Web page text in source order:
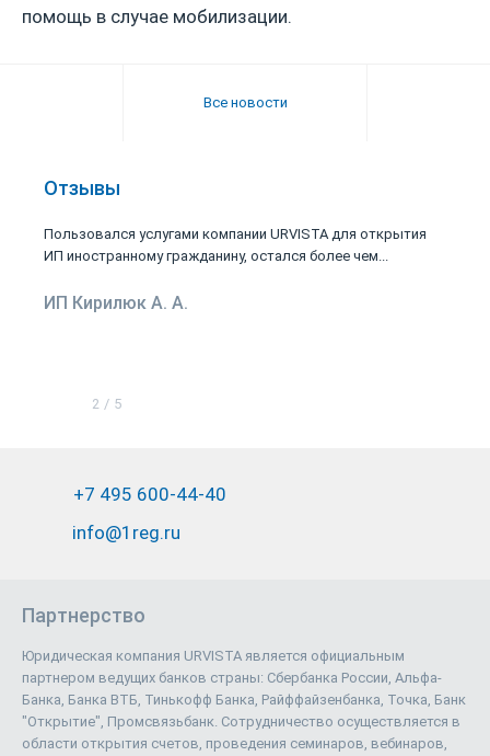
помощь в случае мобилизации.
Все новости
Отзывы
Пользовался услугами компании URVISTA для открытия
ИП иностранному гражданину, остался более чем...
ИП Кирилюк А. А.
2 / 5
+7 495 600-44-40
info@1reg.ru
Партнерство
Юридическая компания URVISTA является официальным
партнером ведущих банков страны: Сбербанка России, Альфа-
Банка, Банка ВТБ, Тинькофф Банка, Райффайзенбанка, Точка, Банк
"Открытие", Промсвязьбанк. Сотрудничество осуществляется в
области открытия счетов, проведения семинаров, вебинаров,